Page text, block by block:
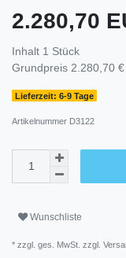
2.280,70
Inhalt 1 Stück
Grundpreis 2.280,70
Lieferzeit: 6-9 Tage
Artikelnummer D3122
Wunschliste
* zzgl. ges. MwSt. zzgl.